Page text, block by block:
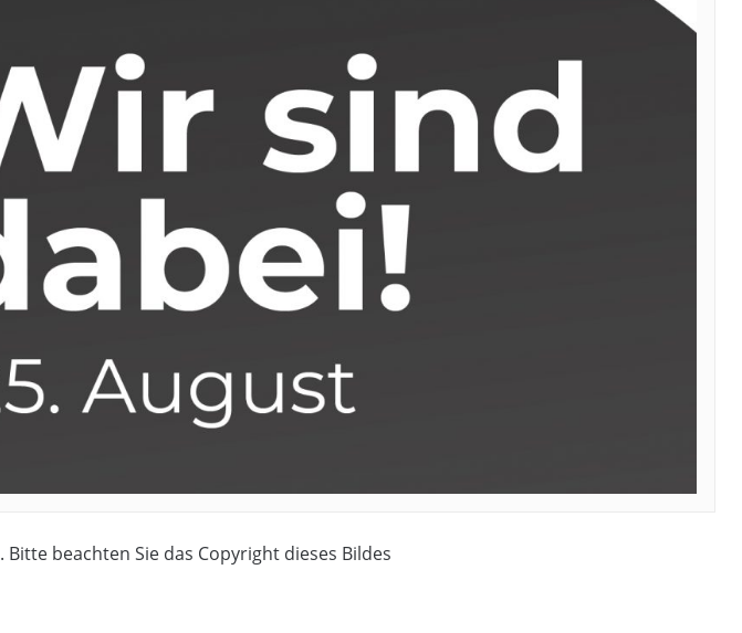
. Bitte beachten Sie das Copyright dieses Bildes